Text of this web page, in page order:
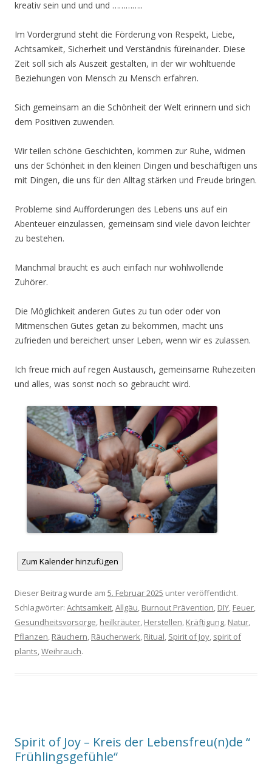
kreativ sein und und und …………..
Im Vordergrund steht die Förderung von Respekt, Liebe,
Achtsamkeit, Sicherheit und Verständnis füreinander. Diese
Zeit soll sich als Auszeit gestalten, in der wir wohltuende
Beziehungen von Mensch zu Mensch erfahren.
Sich gemeinsam an die Schönheit der Welt erinnern und sich
dem Positiven zuwenden.
Wir teilen schöne Geschichten, kommen zur Ruhe, widmen
uns der Schönheit in den kleinen Dingen und beschäftigen uns
mit Dingen, die uns für den Alltag stärken und Freude bringen.
Probleme sind Aufforderungen des Lebens uns auf ein
Abenteuer einzulassen, gemeinsam sind viele davon leichter
zu bestehen.
Manchmal braucht es auch einfach nur wohlwollende
Zuhörer.
Die Möglichkeit anderen Gutes zu tun oder oder von
Mitmenschen Gutes getan zu bekommen, macht uns
zufrieden und bereichert unser Leben, wenn wir es zulassen.
Ich freue mich auf regen Austausch, gemeinsame Ruhezeiten
und alles, was sonst noch so gebraucht wird.
Zum Kalender hinzufügen
Dieser Beitrag wurde am 5. Februar 2025 unter veröffentlicht.
Schlagwörter: Achtsamkeit,Allgäu, Burnout Prävention, DIY, Feuer,
Gesundheitsvorsorge, heilkräuter, Herstellen, Kräftigung, Natur,
Pflanzen, Räuchern, Räucherwerk, Ritual, Spirit of Joy, spirit of
plants,Weihrauch.
Spirit of Joy – Kreis der Lebensfreu(n)de “
Frühlingsgefühle“